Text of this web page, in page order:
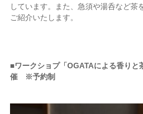
しています。また、急須や湯呑など茶
ご紹介いたします。
■ワークショプ「OGATAによる香りと
催 ※予約制